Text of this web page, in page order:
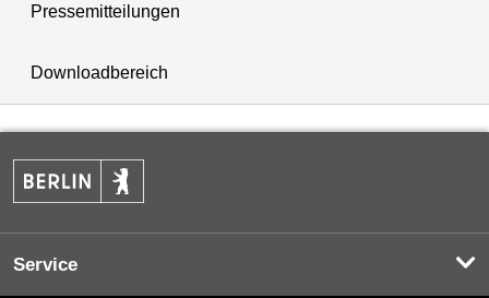
Pressemitteilungen
Downloadbereich
Service